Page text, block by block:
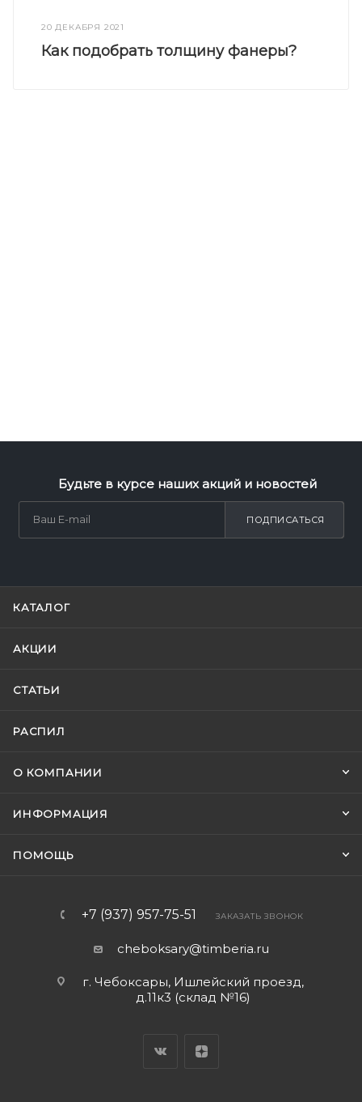
20 ДЕКАБРЯ 2021
Как подобрать толщину фанеры?
Будьте в курсе наших акций и новостей
ПОДПИСАТЬСЯ
КАТАЛОГ
АКЦИИ
СТАТЬИ
РАСПИЛ
О КОМПАНИИ
ИНФОРМАЦИЯ
ПОМОЩЬ
+7 (937) 957-75-51 ЗАКАЗАТЬ ЗВОНОК
cheboksary@timberia.ru
г. Чебоксары, Ишлейский проезд,
д.11к3 (склад №16)